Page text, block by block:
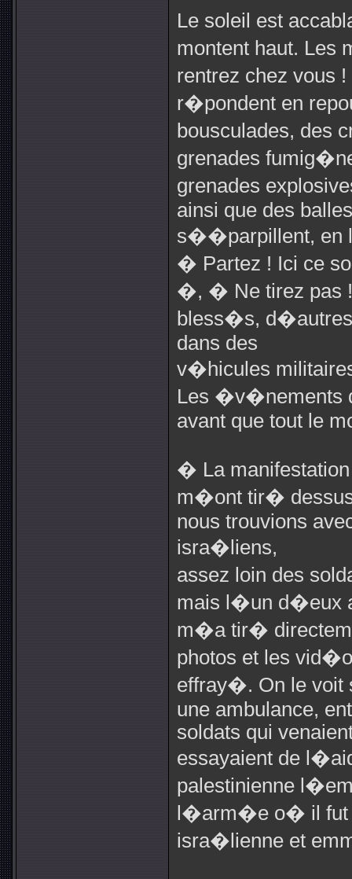
Le soleil est
montent haut. Les
rentrez chez vous
r�pondent en
bousculades, des
grenades
grenades
ainsi que des
s��parpillent, en
� Partez ! Ici ce
�, � Ne tirez pas
bless�s,
dans des
v�hicules
Les �v�nements
avant que tout le
� La
m�ont tir�
nous trouvions
isra�liens,
assez loin des
mais l�un d�eux
m�a tir�
photos et les
effray�. On le voit
une ambulance,
soldats qui
essayaient de
palestinienne
l�arm�e o� il fut
isra�lienne et